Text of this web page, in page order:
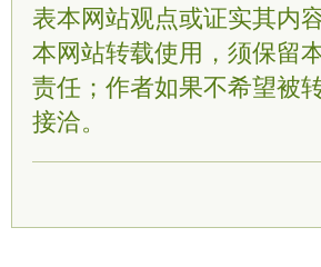
表本网站观点或证实其内
本网站转载使用，须保留
责任；作者如果不希望被
接洽。